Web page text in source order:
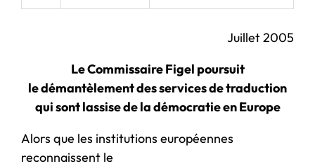
Juillet 2005
Le Commissaire Figel poursuit
le démantèlement des services de traduction
qui sont lassise de la démocratie en Europe
Alors que les institutions européennes
reconnaissent le